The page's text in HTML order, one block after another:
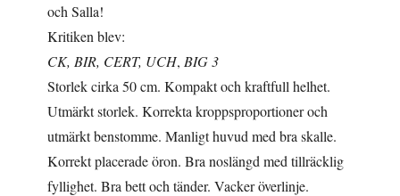
och Salla!
Kritiken blev:
CK, BIR, CERT, UCH, BIG 3
Storlek cirka 50 cm. Kompakt och kraftfull helhet.
Utmärkt storlek. Korrekta kroppsproportioner och
utmärkt benstomme. Manligt huvud med bra skalle.
Korrekt placerade öron. Bra noslängd med tillräcklig
fyllighet. Bra bett och tänder. Vacker överlinje.